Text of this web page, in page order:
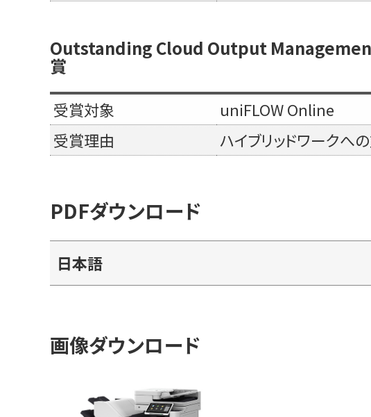
Outstanding Cloud Output Management
賞
受賞対象
uniFLOW Online
受賞理由
ハイブリッドワークへ
PDFダウンロード
日本語
画像ダウンロード